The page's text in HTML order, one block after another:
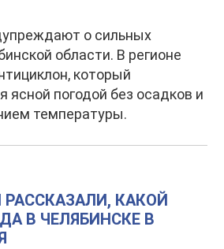
о сильных
области. В регионе
который
ясной погодой без осадков и
температуры.
КАКОЙ
В ЧЕЛЯБИНСКЕ В